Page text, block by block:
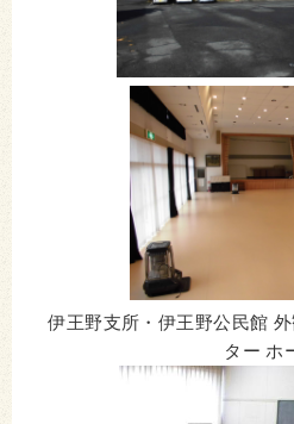
伊王野支所・伊王野公民館
ター ホ